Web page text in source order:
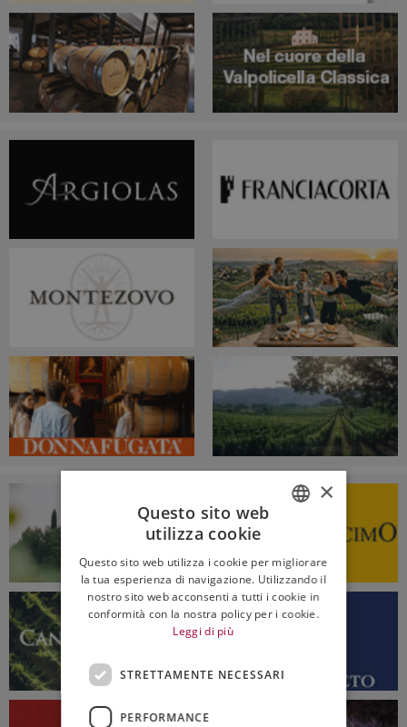
ENGLISH
×
Questo sito web
utilizza cookie
Questo sito web utilizza i cookie per migliorare
la tua esperienza di navigazione. Utilizzando il
nostro sito web acconsenti a tutti i cookie in
conformità con la nostra policy per i cookie.
Leggi di più
STRETTAMENTE NECESSARI
PERFORMANCE